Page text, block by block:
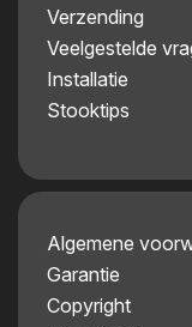
Verzending
Veelgestelde
Installatie
Stooktips
Algemene
Garantie
Copyright